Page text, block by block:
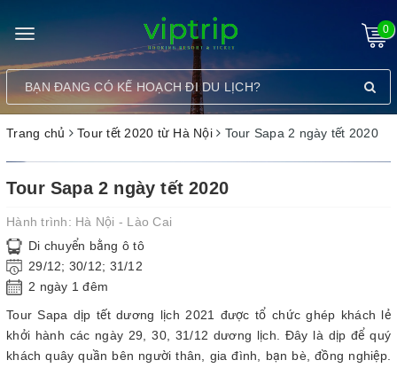
Toggle
navigation
0
Trang chủ Tour tết 2020 từ Hà Nội Tour Sapa 2 ngày tết 2020
Tour Sapa 2 ngày tết 2020
Hành trình: Hà Nội - Lào Cai
Di chuyển bằng ô tô
29/12; 30/12; 31/12
2 ngày 1 đêm
Tour Sapa dịp tết dương lịch 2021 được tổ chức ghép khách lẻ
khởi hành các ngày 29, 30, 31/12 dương lịch. Đây là dịp để quý
khách quây quần bên người thân, gia đình, bạn bè, đồng nghiệp.